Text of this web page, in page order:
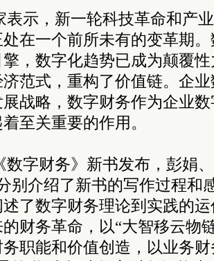
表示，新一轮科技革命和产
在一个前所未有的变革期
，数字化趋势已成为颠覆
范式，重构了价值链。企
战略，数字财务作为企业
至关重要的作用。
数字财务》新书发布，彭娟
别介绍了新书的写作过程和
了数字财务理论到实践的
财务革命，以“大智移云物
职能和价值创造，以业务